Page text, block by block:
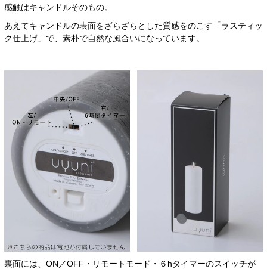
感触はキャンドルそのもの。
あえてキャンドルの表面をざらざらとした質感をのこす「ラスティッ
ク仕上げ」で、素朴で自然な風合いになっています。
裏面には、ON／OFF・リモートモード・６hタイマーのスイッチが